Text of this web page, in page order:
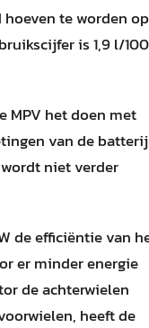
te worden op
is 1,9 l/100
MPV het doen met
van de batterij
niet verder
de efficiëntie van
er minder energie
de achterwielen
heeft de